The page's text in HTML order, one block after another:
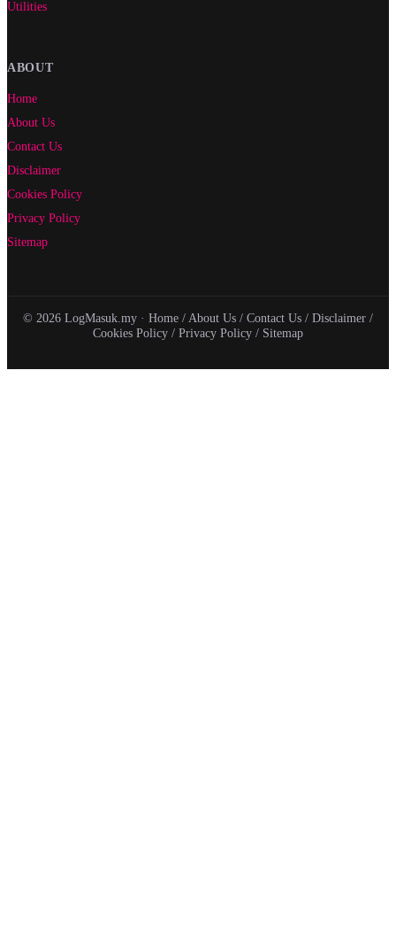
Utilities
ABOUT
Home
About Us
Contact Us
Disclaimer
Cookies Policy
Privacy Policy
Sitemap
© 2026 LogMasuk.my · Home /About Us / Contact Us / Disclaimer /
Cookies Policy / Privacy Policy / Sitemap